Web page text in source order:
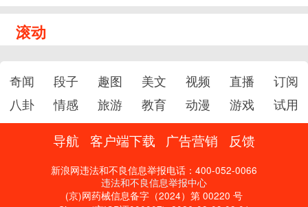
滚动
奇闻 段子 趣图 美文 视频 直播
订阅
八卦
情感 旅游 教育 动漫 游戏 试用
导航 客户端下载 广告营销 反馈
新浪网违法和不良信息举报电话：400-052-0066
违法和不良信息举报中心
(京)网药械信息备字（2024）第 00220 号